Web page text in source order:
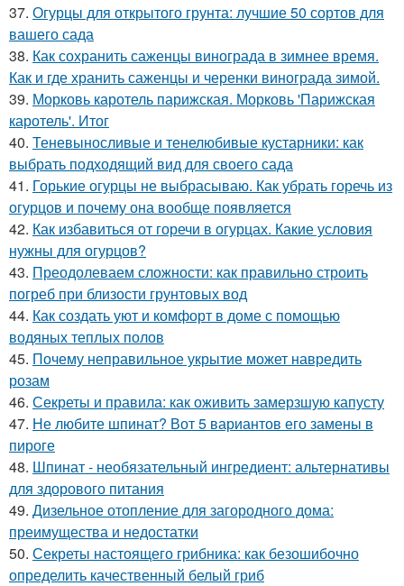
37. Огурцы для открытого грунта: лучшие 50 сортов для
вашего сада
38. Как сохранить саженцы винограда в зимнее время.
Как и где хранить саженцы и черенки винограда зимой.
39. Морковь каротель парижская. Морковь 'Парижская
каротель'. Итог
40. Теневыносливые и тенелюбивые кустарники: как
выбрать подходящий вид для своего сада
41. Горькие огурцы не выбрасываю. Как убрать горечь из
огурцов и почему она вообще появляется
42. Как избавиться от горечи в огурцах. Какие условия
нужны для огурцов?
43. Преодолеваем сложности: как правильно строить
погреб при близости грунтовых вод
44. Как создать уют и комфорт в доме с помощью
водяных теплых полов
45. Почему неправильное укрытие может навредить
розам
46. Секреты и правила: как оживить замерзшую капусту
47. Не любите шпинат? Вот 5 вариантов его замены в
пироге
48. Шпинат - необязательный ингредиент: альтернативы
для здорового питания
49. Дизельное отопление для загородного дома:
преимущества и недостатки
50. Секреты настоящего грибника: как безошибочно
определить качественный белый гриб